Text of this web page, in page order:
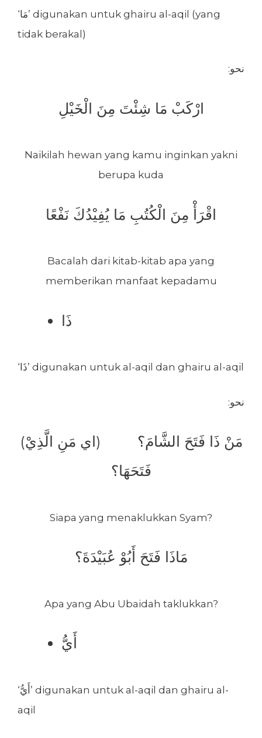
‘مَا’ digunakan untuk ghairu al-aqil (yang
tidak berakal)
:نحو
ارْكَبْ مَا شِئْتَ مِنَ الْخَيْلِ
Naikilah hewan yang kamu inginkan yakni
berupa kuda
اقْرَأْ مِنَ الْكُتُبِ مَا يُفِيْدُكَ نَفْعًا
Bacalah dari kitab-kitab apa yang
memberikan manfaat kepadamu
ذَا
‘ذَا’ digunakan untuk al-aqil dan ghairu al-aqil
:نحو
(مَنْ ذَا فَتَحَ الشَّامَ؟ (اي مَنِ الَّذِيْ
فَتَحَهَا؟
Siapa yang menaklukkan Syam?
مَاذَا فَتَحَ أَبُوْ عُبَيْدَةَ؟
Apa yang Abu Ubaidah taklukkan?
أَيُّ
‘أَيُّ’ digunakan untuk al-aqil dan ghairu al-
aqil